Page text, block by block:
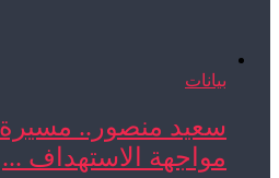
بيانات
سعيد منصور.. مسيرة
مواجهة الاستهداف ...